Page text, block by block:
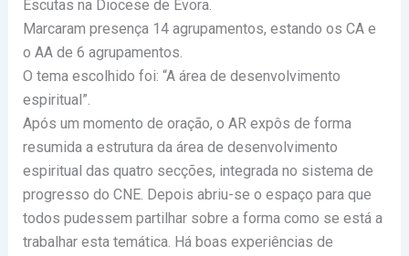
Escutas na Diocese de Évora.
Marcaram presença 14 agrupamentos, estando os CA e
o AA de 6 agrupamentos.
O tema escolhido foi: “A área de desenvolvimento
espiritual”.
Após um momento de oração, o AR expôs de forma
resumida a estrutura da área de desenvolvimento
espiritual das quatro secções, integrada no sistema de
progresso do CNE. Depois abriu-se o espaço para que
todos pudessem partilhar sobre a forma como se está a
trabalhar esta temática. Há boas experiências de